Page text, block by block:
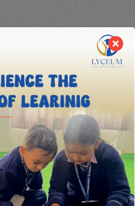
beloning
waarde creëren
van digitale assets
Hierbij
zeldzame skins tot